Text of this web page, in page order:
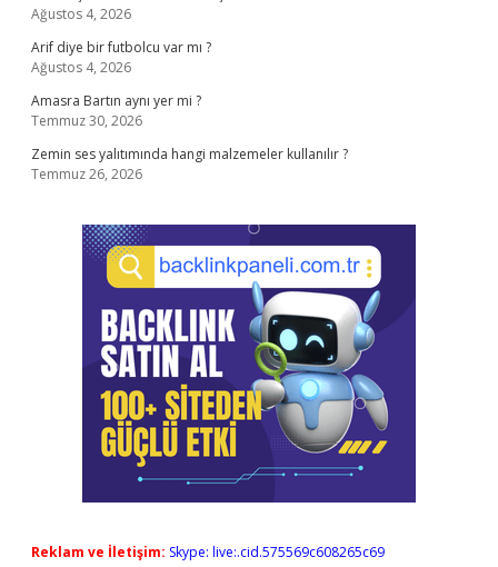
Ağustos 4, 2026
Arif diye bir futbolcu var mı ?
Ağustos 4, 2026
Amasra Bartın aynı yer mi ?
Temmuz 30, 2026
Zemin ses yalıtımında hangi malzemeler kullanılır ?
Temmuz 26, 2026
Reklam ve İletişim: Skype: live:.cid.575569c608265c69